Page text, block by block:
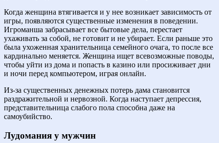
Когда женщина втягивается и у нее возникает зависимость от
игры, появляются существенные изменения в поведении.
Игроманша забрасывает все бытовые дела, перестает
ухаживать за собой, не готовит и не убирает. Если раньше это
была ухоженная хранительница семейного очага, то после все
кардинально меняется. Женщина ищет всевозможные поводы,
чтобы уйти из дома и попасть в казино или просиживает дни
и ночи перед компьютером, играя онлайн.
Из-за существенных денежных потерь дама становится
раздражительной и нервозной. Когда наступает депрессия,
представительница слабого пола способна даже на
самоубийство.
Лудомания у мужчин